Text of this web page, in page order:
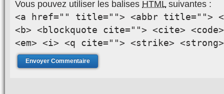
Vous pouvez utiliser les balises HTMLsuivantes :
<a href="" title=""> <abbr title="">
<b> <blockquote cite=""> <cite>
<em> <i> <q cite=""> <strike> <strong>